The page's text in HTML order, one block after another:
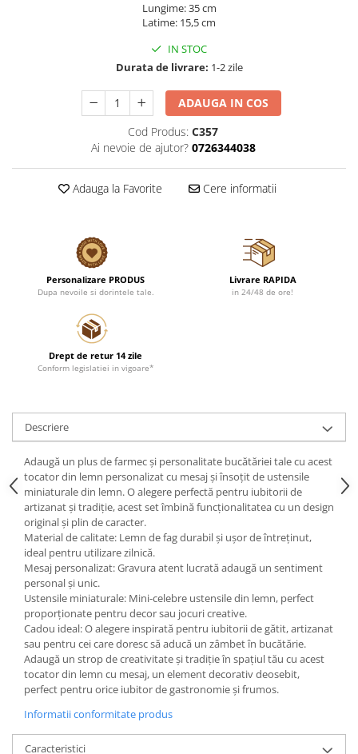
Lungime: 35 cm
Latime: 15,5 cm
IN STOC
Durata de livrare: 1-2 zile
ADAUGA IN COS
Cod Produs: C357
Ai nevoie de ajutor? 0726344038
Adauga la Favorite Cere informatii
Personalizare PRODUS
Dupa nevoile si dorintele tale.
Livrare RAPIDA
in 24/48 de ore!
Drept de retur 14 zile
Conform legislatiei in vigoare*
Descriere
Adaugă un plus de farmec și personalitate bucătăriei tale cu acest
tocator din lemn personalizat cu mesaj și însoțit de ustensile
miniaturale din lemn. O alegere perfectă pentru iubitorii de
artizanat și tradiție, acest set îmbină funcționalitatea cu un design
original și plin de caracter.
Material de calitate: Lemn de fag durabil și ușor de întreținut,
ideal pentru utilizare zilnică.
Mesaj personalizat: Gravura atent lucrată adaugă un sentiment
personal și unic.
Ustensile miniaturale: Mini-celebre ustensile din lemn, perfect
proporționate pentru decor sau jocuri creative.
Cadou ideal: O alegere inspirată pentru iubitorii de gătit, artizanat
sau pentru cei care doresc să aducă un zâmbet în bucătărie.
Adaugă un strop de creativitate și tradiție în spațiul tău cu acest
tocator din lemn cu mesaj, un element decorativ deosebit,
perfect pentru orice iubitor de gastronomie și frumos.
Informatii conformitate produs
Caracteristici